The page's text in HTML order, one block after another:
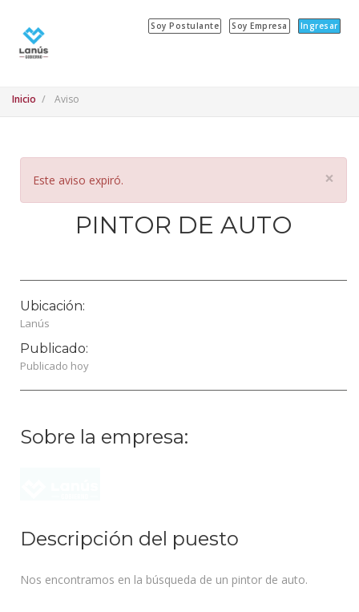
Soy Postulante Soy Empresa Ingresar
Inicio Aviso
×
Este aviso expiró.
PINTOR DE AUTO
Ubicación:
Lanús
Publicado:
Publicado hoy
Sobre la empresa:
Descripción del puesto
Nos encontramos en la búsqueda de un pintor de auto.